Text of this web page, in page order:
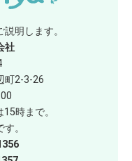
明します。
社
町2-3-26
時まで。
。